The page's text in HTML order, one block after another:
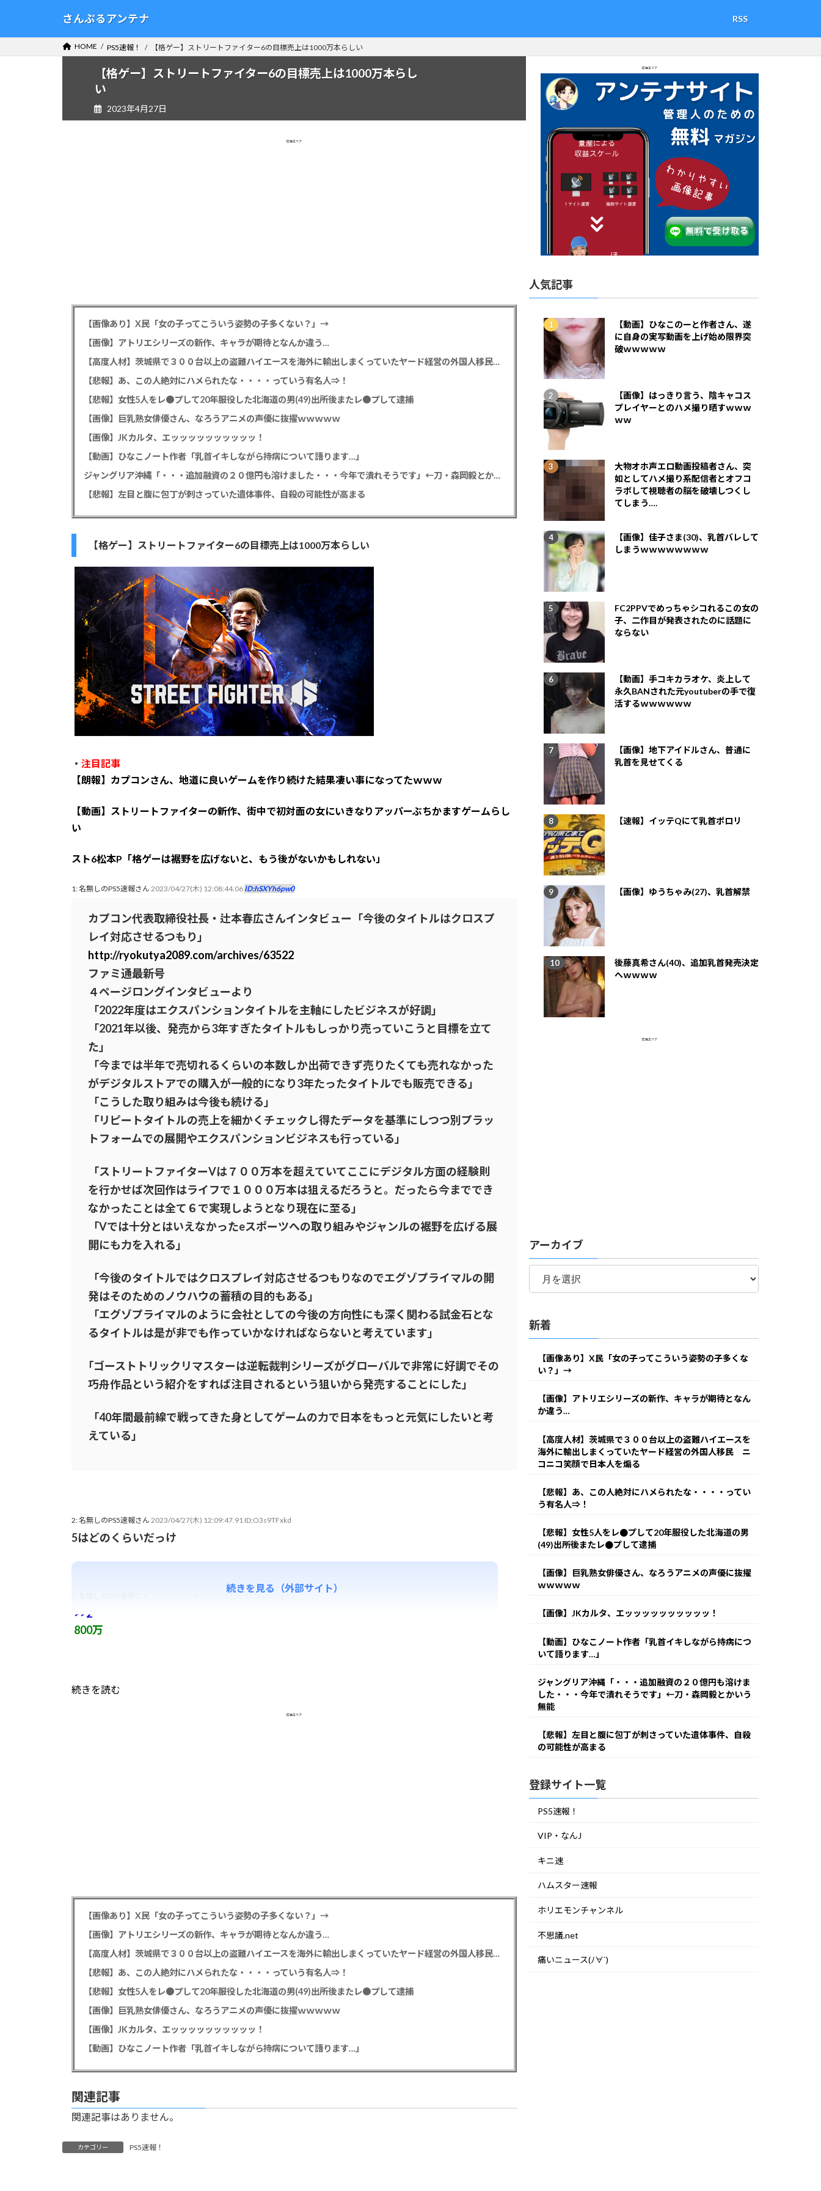
テ
ゲ
さんぷるアンテナ RSS
HOME PS5速報！ 【格ゲー】ストリートファイター6の目標売上は1000万本らしい
【格ゲー】ストリートファイター6の目標売上は1000万本らし
い
2023年4月27日
広告エリア
【画像あり】X民「女の子ってこういう姿勢の子多くない？」→
【画像】アトリエシリーズの新作、キャラが期待となんか違う…
【高度人材】茨城県で３００台以上の盗難ハイエースを海外に輸出しまくっていたヤード経営の外国人移民 ニコニコ笑顔で日本人を煽る
【悲報】あ、この人絶対にハメられたな・・・・っていう有名人⇒！
【悲報】女性5人をレ●プして20年服役した北海道の男(49)出所後またレ●プして逮捕
【画像】巨乳熟女俳優さん、なろうアニメの声優に抜擢ｗｗｗｗｗ
【画像】JKカルタ、エッッッッッッッッッッ！
【動画】ひなこノート作者「乳首イキしながら持病について語ります…」
ジャングリア沖縄「・・・追加融資の２０億円も溶けました・・・今年で潰れそうです」←刀・森岡毅とかいう無能
【悲報】左目と腹に包丁が刺さっていた遺体事件、自殺の可能性が高まる
【格ゲー】ストリートファイター6の目標売上は1000万本らしい
・ 注目記事
【朗報】カプコンさん、地道に良いゲームを作り続けた結果凄い事になってたｗｗｗ
【動画】ストリートファイターの新作、街中で初対面の女にいきなりアッパーぶちかますゲームらし
い
スト6松本P「格ゲーは裾野を広げないと、もう後がないかもしれない」
1: 名無しのPS5速報さん 2023/04/27(木) 12:08:44.06 ID:hSXYh6pw0
カプコン代表取締役社長・辻本春広さんインタビュー「今後のタイトルはクロスプ
レイ対応させるつもり」
http://ryokutya2089.com/archives/63522
ファミ通最新号
４ページロングインタビューより
「2022年度はエクスパンションタイトルを主軸にしたビジネスが好調」
「2021年以後、発売から3年すぎたタイトルもしっかり売っていこうと目標を立て
た」
「今までは半年で売切れるくらいの本数しか出荷できず売りたくても売れなかった
がデジタルストアでの購入が一般的になり3年たったタイトルでも販売できる」
「こうした取り組みは今後も続ける」
「リピートタイトルの売上を細かくチェックし得たデータを基準にしつつ別プラッ
トフォームでの展開やエクスパンションビジネスも行っている」
「ストリートファイターVは７００万本を超えていてここにデジタル方面の経験則
を行かせば次回作はライフで１０００万本は狙えるだろうと。だったら今まででき
なかったことは全て６で実現しようとなり現在に至る」
「Vでは十分とはいえなかったeスポーツへの取り組みやジャンルの裾野を広げる展
開にも力を入れる」
「今後のタイトルではクロスプレイ対応させるつもりなのでエグゾプライマルの開
発はそのためのノウハウの蓄積の目的もある」
「エグゾプライマルのように会社としての今後の方向性にも深く関わる試金石とな
るタイトルは是が非でも作っていかなければならないと考えています」
｢ゴーストトリックリマスターは逆転裁判シリーズがグローバルで非常に好調でその
巧舟作品という紹介をすれば注目されるという狙いから発売することにした｣
「40年間最前線で戦ってきた身としてゲームの力で日本をもっと元気にしたいと考
えている」
2: 名無しのPS5速報さん 2023/04/27(木) 12:09:47.91 ID:O3s9TFxkd
5はどのくらいだっけ
2023/04/27(木) 12:10:32.50 ID:TILEVaOgd
>>2
800万
続きを読む
続きを見る（外部サイト）
広告エリア
【画像あり】X民「女の子ってこういう姿勢の子多くない？」→
【画像】アトリエシリーズの新作、キャラが期待となんか違う…
【高度人材】茨城県で３００台以上の盗難ハイエースを海外に輸出しまくっていたヤード経営の外国人移民 ニコニコ笑顔で日本人を煽る
【悲報】あ、この人絶対にハメられたな・・・・っていう有名人⇒！
【悲報】女性5人をレ●プして20年服役した北海道の男(49)出所後またレ●プして逮捕
【画像】巨乳熟女俳優さん、なろうアニメの声優に抜擢ｗｗｗｗｗ
【画像】JKカルタ、エッッッッッッッッッッ！
【動画】ひなこノート作者「乳首イキしながら持病について語ります…」
関連記事
関連記事はありません。
カテゴリー PS5速報！
広告エリア
人気記事
【動画】ひなこのーと作者さん、遂
に自身の実写動画を上げ始め限界突
破ｗｗｗｗｗ
【画像】はっきり言う、陰キャコス
プレイヤーとのハメ撮り晒すｗｗｗ
ｗｗ
大物オホ声エロ動画投稿者さん、突
如としてハメ撮り系配信者とオフコ
ラボして視聴者の脳を破壊しつくし
てしまう….
【画像】佳子さま(30)、乳首バレして
しまうｗｗｗｗｗｗｗｗ
FC2PPVでめっちゃシコれるこの女の
子、二作目が発表されたのに話題に
ならない
【動画】手コキカラオケ、炎上して
永久BANされた元youtuberの手で復
活するｗｗｗｗｗｗ
【画像】地下アイドルさん、普通に
乳首を見せてくる
【速報】イッテQにて乳首ポロリ
【画像】ゆうちゃみ(27)、乳首解禁
後藤真希さん(40)、追加乳首発売決定
へｗｗｗｗ
広告エリア
アーカイブ
ア
カ
ブ
新着
【画像あり】X民「女の子ってこういう姿勢の子多くな
い？」→
【画像】アトリエシリーズの新作、キャラが期待となん
か違う…
【高度人材】茨城県で３００台以上の盗難ハイエースを
海外に輸出しまくっていたヤード経営の外国人移民 ニ
コニコ笑顔で日本人を煽る
【悲報】あ、この人絶対にハメられたな・・・・ってい
う有名人⇒！
【悲報】女性5人をレ●プして20年服役した北海道の男
(49)出所後またレ●プして逮捕
【画像】巨乳熟女俳優さん、なろうアニメの声優に抜擢
ｗｗｗｗｗ
【画像】JKカルタ、エッッッッッッッッッッ！
【動画】ひなこノート作者「乳首イキしながら持病につ
いて語ります…」
ジャングリア沖縄「・・・追加融資の２０億円も溶けま
した・・・今年で潰れそうです」←刀・森岡毅とかいう
無能
【悲報】左目と腹に包丁が刺さっていた遺体事件、自殺
の可能性が高まる
登録サイト一覧
PS5速報！
VIP・なんJ
キニ速
ハムスター速報
ホリエモンチャンネル
不思議.net
痛いニュース(ﾉ∀`)